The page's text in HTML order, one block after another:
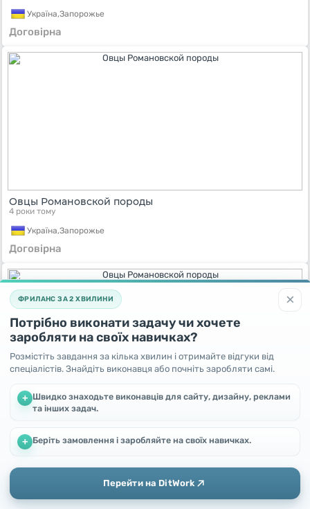
Україна,Запорожье
Договірна
Овцы Романовской породы
4 роки тому
Україна,Запорожье
Договірна
Україна,
Договірна
×
ФРИЛАНС ЗА 2 ХВИЛИНИ
Потрібно виконати задачу чи хочете
заробляти на своїх навичках?
Розмістіть завдання за кілька хвилин і отримайте відгуки від
спеціалістів. Знайдіть виконавця або почніть заробляти самі.
+ Швидко знаходьте виконавців для сайту, дизайну, реклами
та інших задач.
+ Беріть замовлення і заробляйте на своїх навичках.
Перейти на DitWork
Ми використовуємо файли cookie, щоб покращити роботу та
Додати Головна Повідомлення Профіль